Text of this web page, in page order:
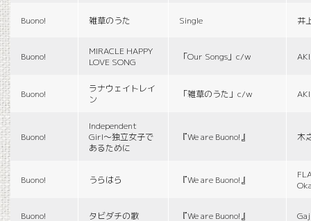
Buono! 雑草のうた Single 井
Buono!
MIRACLE HAPPY
LOVE SONG
「Our Songs」c/w
Buono!
ラナウェイトレイ
ン
「雑草のうた」c/w
Buono!
Independent
Girl〜独立女子で
あるために
『We are Buono!』 木
Buono! うらはら 『We are Buono!』
Buono! タビダチの歌 『We are Buono!』